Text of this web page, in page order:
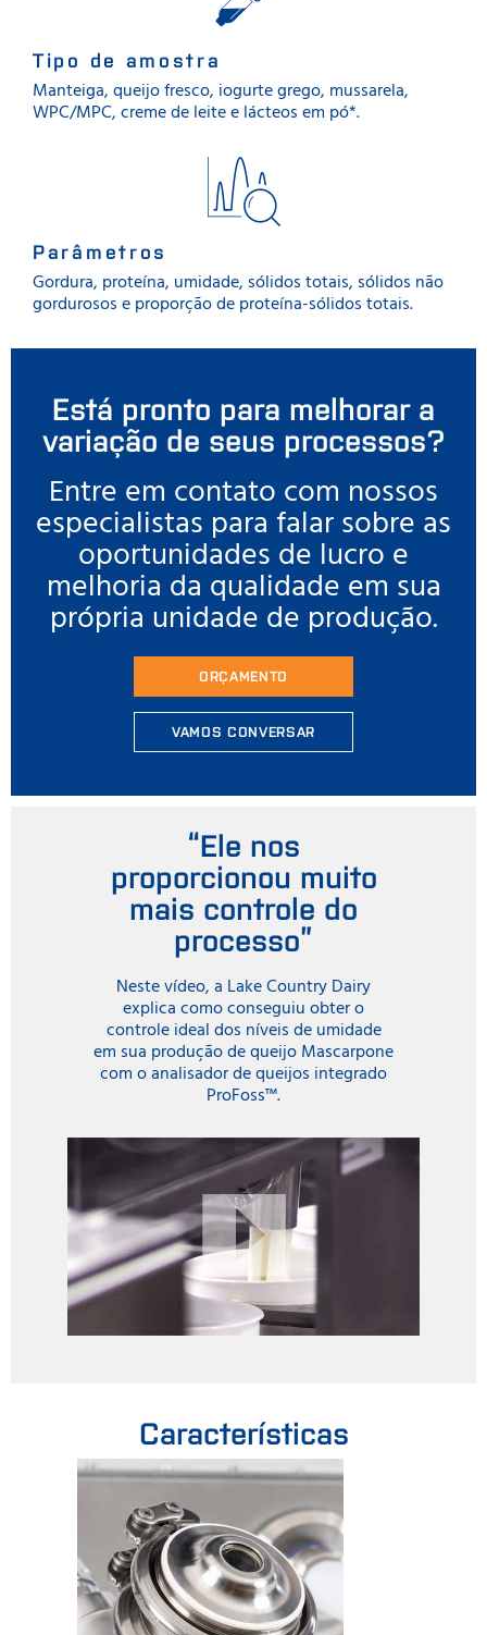
Tipo de amostra
Manteiga, queijo fresco, iogurte grego, mussarela,
WPC/MPC, creme de leite e lácteos em pó*.
Parâmetros
Gordura, proteína, umidade, sólidos totais, sólidos não
gordurosos e proporção de proteína-sólidos totais.
Está pronto para melhorar a
variação de seus processos?
Entre em contato com nossos
especialistas para falar sobre as
oportunidades de lucro e
melhoria da qualidade em sua
própria unidade de produção.
ORÇAMENTO
VAMOS CONVERSAR
“Ele nos
proporcionou muito
mais controle do
processo”
Neste vídeo, a Lake Country Dairy
explica como conseguiu obter o
controle ideal dos níveis de umidade
em sua produção de queijo Mascarpone
com o analisador de queijos integrado
ProFoss™.
Características